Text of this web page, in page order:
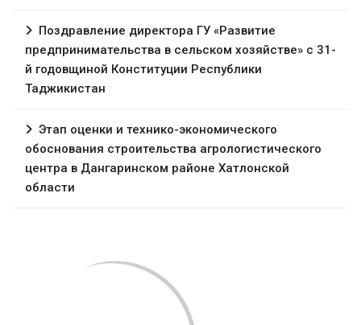
Поздравление директора ГУ «Развитие
предпринимательства в сельском хозяйстве» с 31-
й годовщиной Конституции Республики
Таджикистан
Этап оценки и технико-экономического
обоснования строительства агрологистического
центра в Дангаринском районе Хатлонской
области